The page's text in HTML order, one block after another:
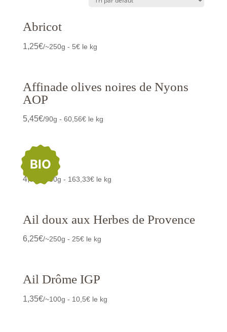
Abricot
1,25€/~250g - 5€ le kg
Affinade olives noires de Nyons
AOP
5,45€/90g - 60,56€ le kg
BIO
Ail bio
4,90 /~30g - 163,33€ le kg
Ail doux aux Herbes de Provence
6,25€/~250g - 25€ le kg
Ail Drôme IGP
1,35€/~100g - 10,5€ le kg